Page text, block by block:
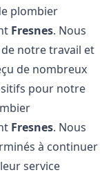
plombier
Fresnes. Nous
notre travail et
de nombreux
pour notre
Fresnes. Nous
à continuer
service